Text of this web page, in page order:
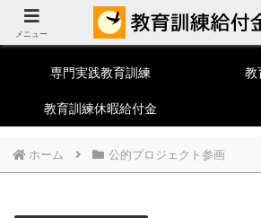
教育訓
一般教育訓練
専門実践教育訓練 教
教育訓練休暇給付金
ホーム 公的プロジェクト参画
メニュー